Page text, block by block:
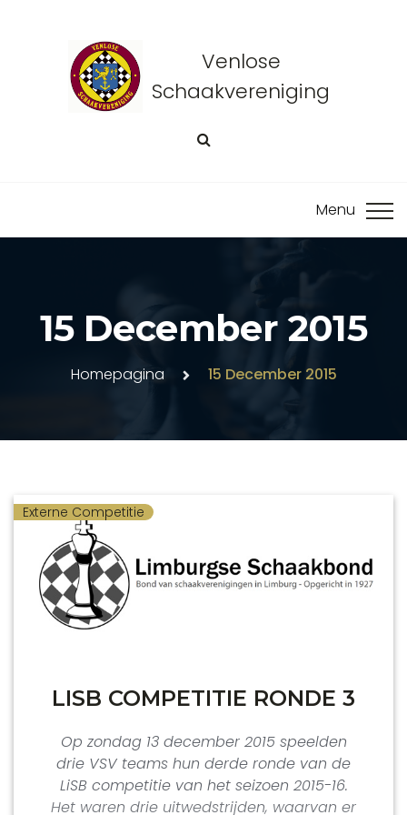
Venlose
Schaakvereniging
15 December 2015
Homepagina 15 December 2015
Externe Competitie
LISB COMPETITIE RONDE 3
Op zondag 13 december 2015 speelden
drie VSV teams hun derde ronde van de
LiSB competitie van het seizoen 2015-16.
Het waren drie uitwedstrijden, waarvan er